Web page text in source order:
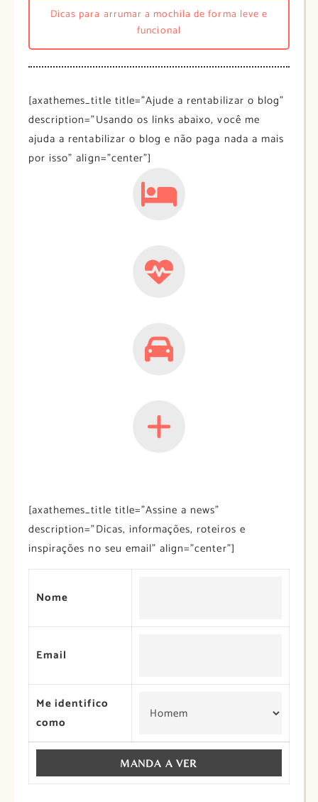
Dicas para arrumar a mochila de forma leve e
funcional
[axathemes_title title=”Ajude a rentabilizar o blog”
description=”Usando os links abaixo, você me
ajuda a rentabilizar o blog e não paga nada a mais
por isso” align=”center”]
[axathemes_title title=”Assine a news”
description=”Dicas, informações, roteiros e
inspirações no seu email” align=”center”]
Nome
Email
Me identifico
como